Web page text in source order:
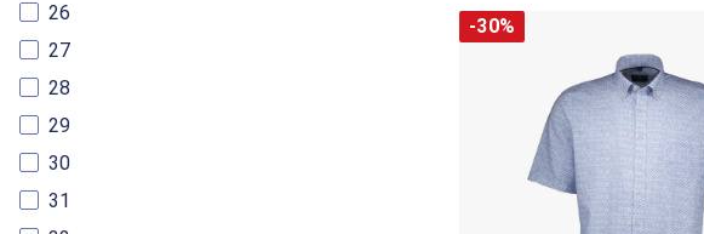
26
27
28
29
30
31
-30%